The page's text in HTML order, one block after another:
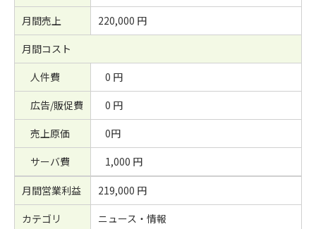
月間売上
220,000 円
月間コスト
人件費
0 円
広告/販促費
0 円
売上原価
0円
サーバ費
1,000 円
月間営業利益
219,000 円
カテゴリ
ニュース・情報